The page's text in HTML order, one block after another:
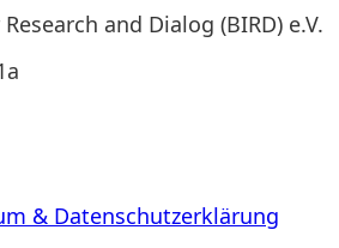
and Dialog (BIRD) e.V.
& Datenschutzerklärung